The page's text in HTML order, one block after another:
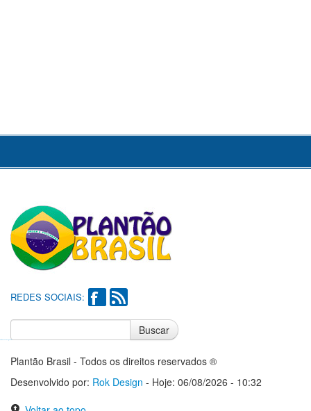
REDES SOCIAIS:
Buscar
Plantão Brasil - Todos os direitos reservados ®
Desenvolvido por: Rok Design - Hoje: 06/08/2026 - 10:32